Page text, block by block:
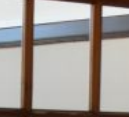
pour fermer